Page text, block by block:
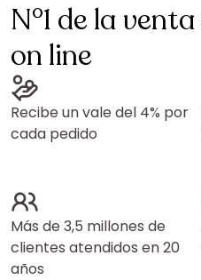
N°1 de la
on line
Recibe un vale del 4% por
cada pedido
Más de 3,5 millones de
clientes atendidos en 20
años